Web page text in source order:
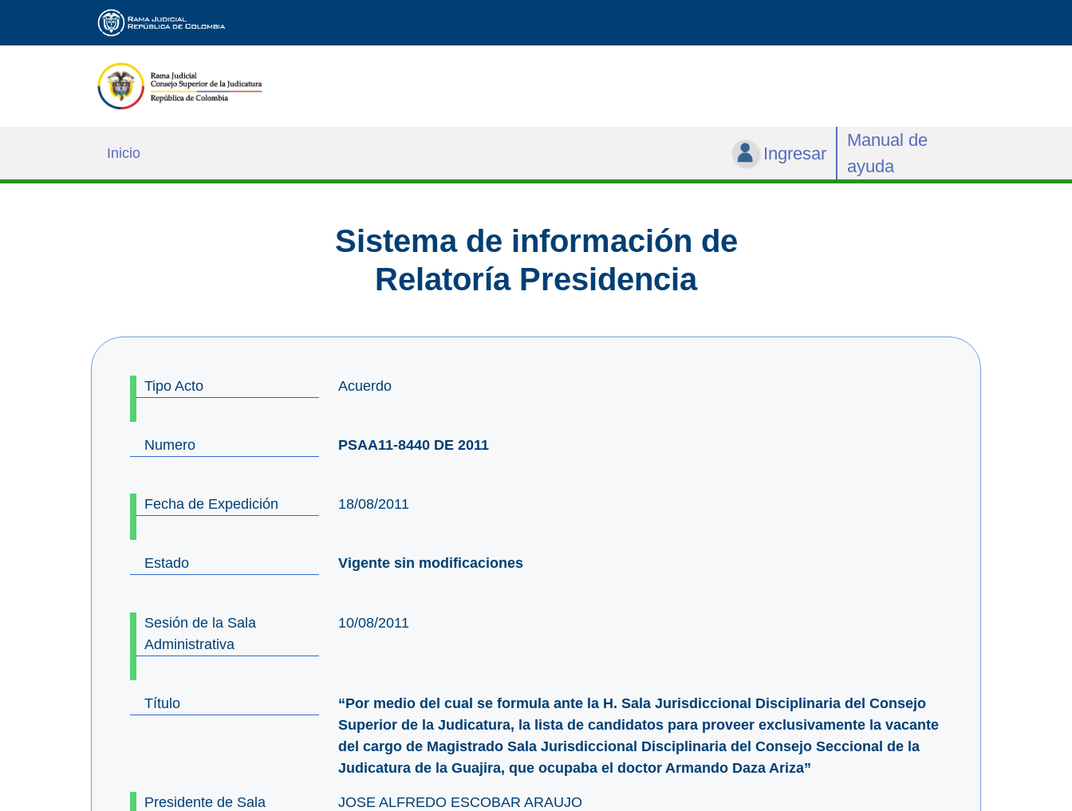
Inicio Ingresar
Manual de
ayuda
Sistema de información de
Relatoría Presidencia
Tipo Acto Acuerdo
Numero PSAA11-8440 DE 2011
Fecha de Expedición 18/08/2011
Estado Vigente sin modificaciones
Sesión de la Sala
Administrativa
10/08/2011
Título
“Por medio del cual se formula ante la H. Sala Jurisdiccional Disciplinaria del Consejo
Superior de la Judicatura, la lista de candidatos para proveer exclusivamente la vacante
del cargo de Magistrado Sala Jurisdiccional Disciplinaria del Consejo Seccional de la
Judicatura de la Guajira, que ocupaba el doctor Armando Daza Ariza”
Presidente de Sala JOSE ALFREDO ESCOBAR ARAUJO